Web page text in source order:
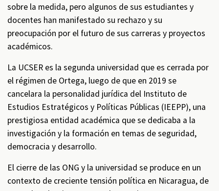
sobre la medida, pero algunos de sus estudiantes y
docentes han manifestado su rechazo y su
preocupación por el futuro de sus carreras y proyectos
académicos.
La UCSER es la segunda universidad que es cerrada por
el régimen de Ortega, luego de que en 2019 se
cancelara la personalidad jurídica del Instituto de
Estudios Estratégicos y Políticas Públicas (IEEPP), una
prestigiosa entidad académica que se dedicaba a la
investigación y la formación en temas de seguridad,
democracia y desarrollo.
El cierre de las ONG y la universidad se produce en un
contexto de creciente tensión política en Nicaragua, de